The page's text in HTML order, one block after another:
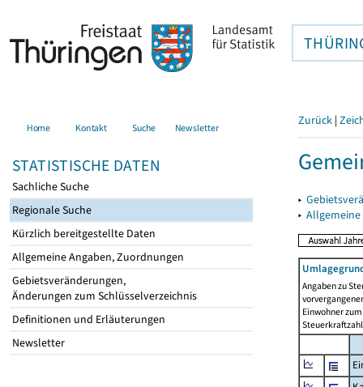
Home Kontakt Suche Newsletter
STATISTISCHE DATEN
Sachliche Suche
Regionale Suche
Kürzlich bereitgestellte Daten
Allgemeine Angaben, Zuordnungen
Gebietsveränderungen,
Änderungen zum Schlüsselverzeichnis
Definitionen und Erläuterungen
Newsletter
Zurück |
▸
▸
Angaben zu
Einwohner